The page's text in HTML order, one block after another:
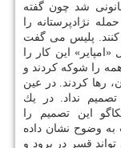
رفتار غیرقانونی شد چون گفته
نژادپرستانه را
پلیس می گفت
این كار را
را شوكه كردند و
رها كردند. در عین
نداد. در یك
این تصمیم را
وضوح نشان داده
قسر در برود و